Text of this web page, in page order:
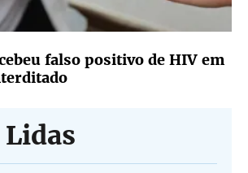
falso positivo de HIV em